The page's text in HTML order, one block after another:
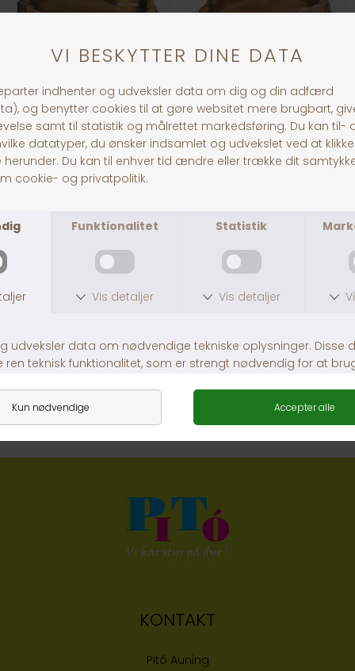
ExoTerra Foderskål Stor
DKK 219,00
ExoTerra Foderskål, Large
DKK 129,00
ExoTerra Lian med mos str. S
KONTAKT
Pitó Auning